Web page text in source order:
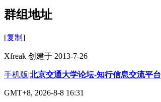
群组地址
[复制 ]
Xfreak 创建于 2013-7-26
手机版|北京交通大学论坛-知行信息交流平台
GMT+8, 2026-8-8 16:31